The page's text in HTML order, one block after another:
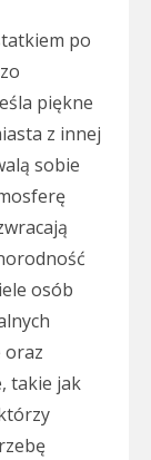
po
piękne
z innej
sobie
osób
oraz
takie jak